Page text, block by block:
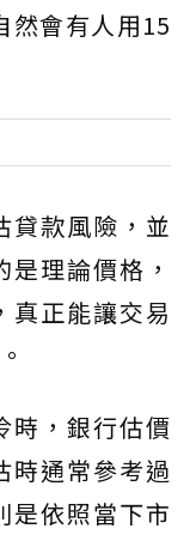
然會有人用15
貸款風險，並
理論價格，
真正能讓交易
時，銀行估價
時通常參考過
是依照當下市